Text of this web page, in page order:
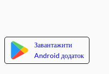
Завантажити
Android додаток